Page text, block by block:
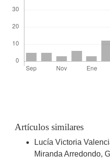
Artículos similares
Lucía Victoria
Miranda Arredondo,